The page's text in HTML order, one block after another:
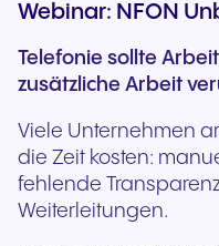
Webinar: NFON
Telefonie sollte
zusätzliche Arbeit
Viele Unternehmen
die Zeit kosten:
fehlende
Weiterleitungen.